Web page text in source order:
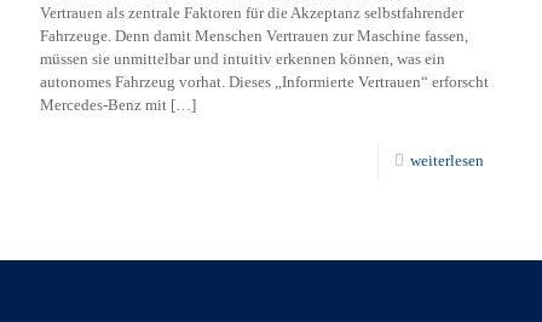
Vertrauen als zentrale Faktoren für die Akzeptanz selbstfahrender
Fahrzeuge. Denn damit Menschen Vertrauen zur Maschine fassen,
müssen sie unmittelbar und intuitiv erkennen können, was ein
autonomes Fahrzeug vorhat. Dieses „Informierte Vertrauen“ erforscht
Mercedes-Benz mit […]
weiterlesen